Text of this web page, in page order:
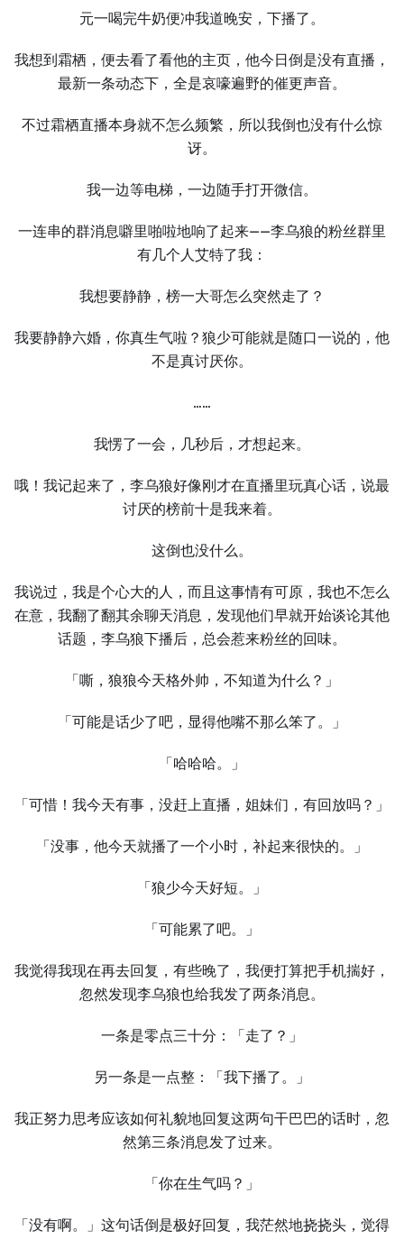
元⼀喝完牛奶便冲我道晚安，下播了。
我想到霜栖，便去看了看他的主页，他今日倒是没有直播，
最新⼀条动态下，全是哀嚎遍野的催更声音。
不过霜栖直播本身就不怎么频繁，所以我倒也没有什么惊
讶。
我⼀边等电梯，⼀边随手打开微信。
⼀连串的群消息噼里啪啦地响了起来——李乌狼的粉丝群里
有几个⼈艾特了我：
我想要静静，榜⼀⼤哥怎么突然走了？
我要静静六婚，你真⽣气啦？狼少可能就是随口⼀说的，他
不是真讨厌你。
……
我愣了⼀会，几秒后，才想起来。
哦！我记起来了，李乌狼好像刚才在直播里玩真心话，说最
讨厌的榜前十是我来着。
这倒也没什么。
我说过，我是个心⼤的⼈，而且这事情有可原，我也不怎么
在意，我翻了翻其余聊天消息，发现他们早就开始谈论其他
话题，李乌狼下播后，总会惹来粉丝的回味。
「嘶，狼狼今天格外帅，不知道为什么？」
「可能是话少了吧，显得他嘴不那么笨了。」
「哈哈哈。」
「可惜！我今天有事，没赶上直播，姐妹们，有回放吗？」
「没事，他今天就播了⼀个小时，补起来很快的。」
「狼少今天好短。」
「可能累了吧。」
我觉得我现在再去回复，有些晚了，我便打算把手机揣好，
忽然发现李乌狼也给我发了两条消息。
⼀条是零点三十分：「走了？」
另⼀条是⼀点整：「我下播了。」
我正努力思考应该如何礼貌地回复这两句干巴巴的话时，忽
然第三条消息发了过来。
「你在⽣气吗？」
「没有啊。」这句话倒是极好回复，我茫然地挠挠头，觉得